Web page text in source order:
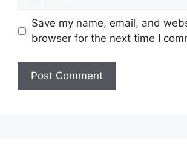
Save my name, email, and
browser for the next time I